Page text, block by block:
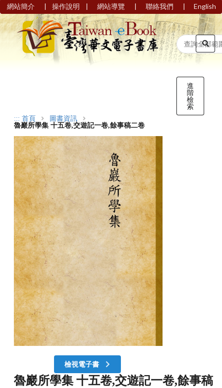
網站簡介 | 操作說明 | 網站導覽 | 聯絡我們 | English
進
階
檢
索
::: 首頁
圖書資訊
魯巖所學集 十五卷,交遊記一卷,餘事稿二卷
檢視電子書
魯巖所學集 十五卷,交遊記一卷,餘事稿